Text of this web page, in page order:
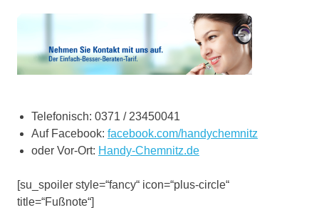
Telefonisch: 0371 / 23450041
Auf Facebook: facebook.com/handychemnitz
oder Vor-Ort: Handy-Chemnitz.de
[su_spoiler style=“fancy“ icon=“plus-circle“
title=“Fußnote“]